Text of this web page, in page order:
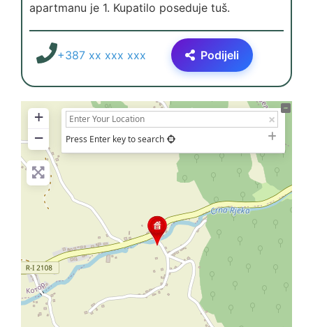
apartmanu je 1. Kupatilo poseduje tuš.
+387 xx xxx xxx Podijeli
+
−
Press Enter key to search